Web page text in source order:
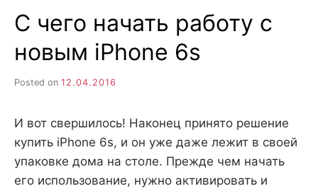
ГЛАВНЫЕ
ОСОБЕННОСТИ
И
ПРЕИМУЩЕСТВА
С чего начать работу с
новым iPhone 6s
Posted on 12.04.2016
И вот свершилось! Наконец принято решение
купить iPhone 6s, и он уже даже лежит в своей
упаковке дома на столе. Прежде чем начать
его использование, нужно активировать и